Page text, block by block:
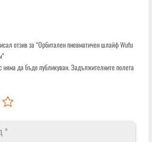
отзив за “Орбитален пневматичен шлайф Wufu
да бъде публикуван.Задължителните полета